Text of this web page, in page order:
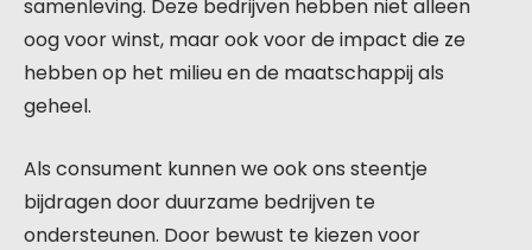
samenleving. Deze bedrijven hebben niet alleen
oog voor winst, maar ook voor de impact die ze
hebben op het milieu en de maatschappij als
geheel.
Als consument kunnen we ook ons steentje
bijdragen door duurzame bedrijven te
ondersteunen. Door bewust te kiezen voor